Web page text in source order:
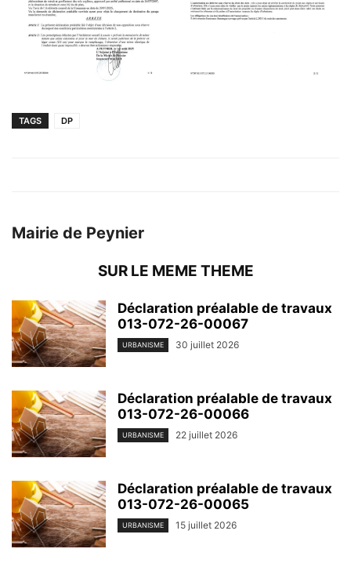
TAGS DP
Mairie de Peynier
SUR LE MEME THEME
Déclaration préalable de travaux
013-072-26-00067
URBANISME 30 juillet 2026
Déclaration préalable de travaux
013-072-26-00066
URBANISME 22 juillet 2026
Déclaration préalable de travaux
013-072-26-00065
URBANISME 15 juillet 2026